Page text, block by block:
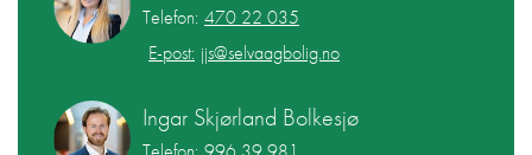
Telefon: 470 22 035
E-post: jjs@selvaagbolig.no
Ingar Skjørland Bolkesjø